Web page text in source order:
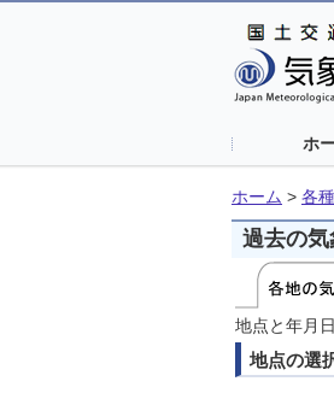
ホ
ホーム > 各
過去の
地点と年月
地点の選